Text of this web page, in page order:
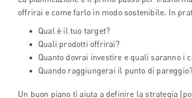
offrirai e come farlo in modo sostenibile. In
Qual è il tuo target?
Quali prodotti offrirai?
Quanto dovrai investire e quali saranno i
Quando raggiungerai il punto di pareggio?
Un buon piano ti aiuta a definire la strategia